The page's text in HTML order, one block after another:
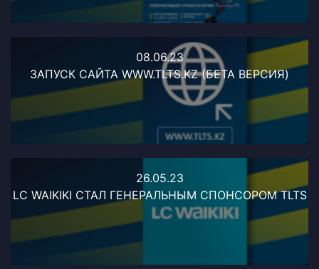
08.06.23
ЗАПУСК САЙТА WWW.TLTS.KZ (БЕТА ВЕРСИЯ)
26.05.23
LC WAIKIKI СТАЛ ГЕНЕРАЛЬНЫМ СПОНСОРОМ TLTS